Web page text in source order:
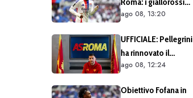
(FOTO e VIDEO)
hanno seguito
almeno in due
occasioni. Costa
40/45 milioni
ago 08, 13:20
UFFICIALE: Pellegrini
ha rinnovato il
contratto. Il club:
testimonia
ago 08, 12:24
Obiettivo Fofana in